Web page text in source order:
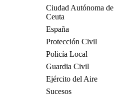
Ciudad Autónoma de
Ceuta
España
Protección Civil
Policía Local
Guardia Civil
Ejército del Aire
Sucesos